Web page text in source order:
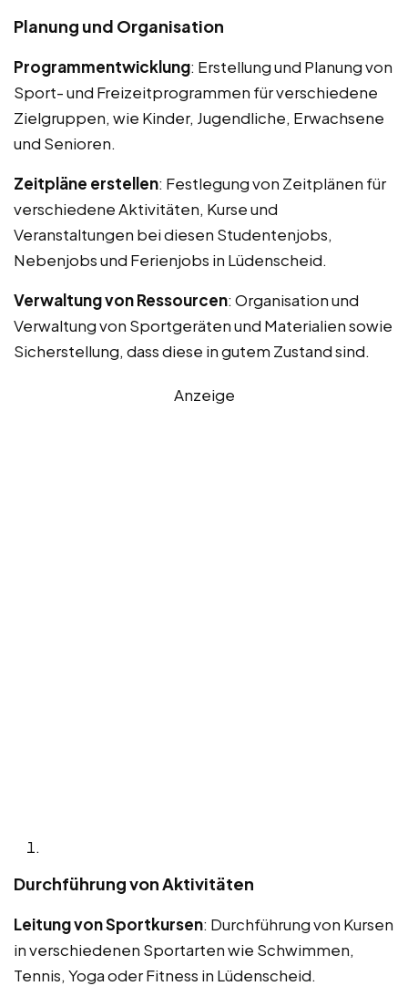
Planung und Organisation
Programmentwicklung: Erstellung und Planung von
Sport- und Freizeitprogrammen für verschiedene
Zielgruppen, wie Kinder, Jugendliche, Erwachsene
und Senioren.
Zeitpläne erstellen: Festlegung von Zeitplänen für
verschiedene Aktivitäten, Kurse und
Veranstaltungen bei diesen Studentenjobs,
Nebenjobs und Ferienjobs in Lüdenscheid.
Verwaltung von Ressourcen: Organisation und
Verwaltung von Sportgeräten und Materialien sowie
Sicherstellung, dass diese in gutem Zustand sind.
Anzeige
Durchführung von Aktivitäten
Leitung von Sportkursen: Durchführung von Kursen
in verschiedenen Sportarten wie Schwimmen,
Tennis, Yoga oder Fitness in Lüdenscheid.